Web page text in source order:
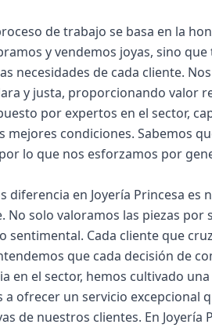
de trabajo se basa en la
y vendemos joyas, sino
necesidades de cada cliente.
y justa, proporcionando valor
por expertos en el sector,
mejores condiciones. Sabemos
lo que nos esforzamos por
diferencia en Joyería Princesa
No solo valoramos las piezas
sentimental. Cada cliente que
que cada decisión de
en el sector, hemos cultivado
a ofrecer un servicio excepcional
de nuestros clientes. En